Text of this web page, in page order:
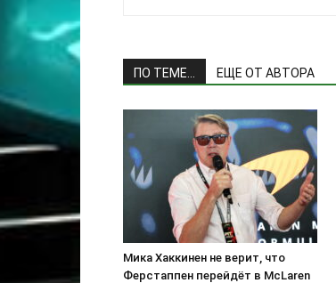
ПО ТЕМЕ... ЕЩЕ ОТ АВТОРА
Мика Хаккинен не верит, что
Ферстаппен перейдёт в McLaren